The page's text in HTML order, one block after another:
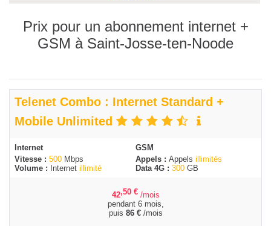
Prix pour un abonnement internet +
GSM à Saint-Josse-ten-Noode
Telenet Combo : Internet Standard +
Mobile Unlimited
Internet
Vitesse : 500 Mbps
Volume : Internet illimité
GSM
Appels : Appels illimités
Data 4G : 300 GB
42,50 € /mois
pendant 6 mois,
puis 86 €/mois